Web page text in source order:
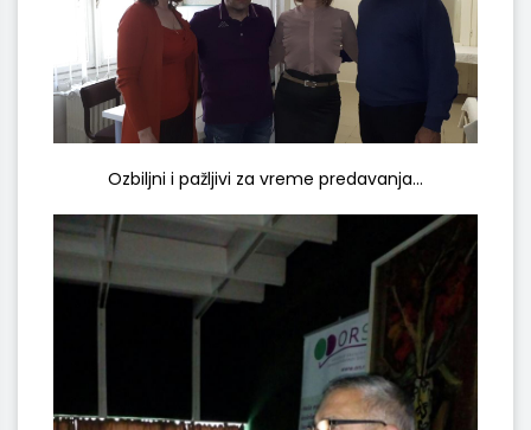
Ozbiljni i pažljivi za vreme predavanja...